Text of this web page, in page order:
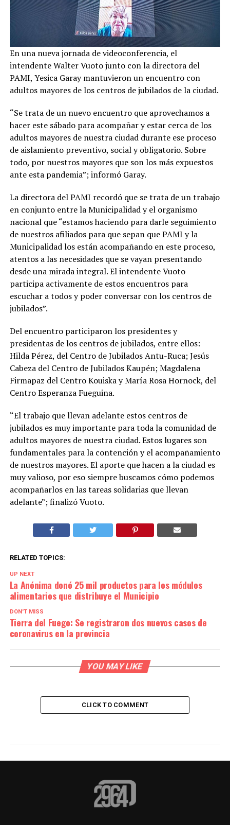
En una nueva jornada de videoconferencia, el
intendente Walter Vuoto junto con la directora del
PAMI, Yesica Garay mantuvieron un encuentro con
adultos mayores de los centros de jubilados de la ciudad.
“Se trata de un nuevo encuentro que aprovechamos a
hacer este sábado para acompañar y estar cerca de los
adultos mayores de nuestra ciudad durante ese proceso
de aislamiento preventivo, social y obligatorio. Sobre
todo, por nuestros mayores que son los más expuestos
ante esta pandemia”; informó Garay.
La directora del PAMI recordó que se trata de un trabajo
en conjunto entre la Municipalidad y el organismo
nacional que “estamos haciendo para darle seguimiento
de nuestros afiliados para que sepan que PAMI y la
Municipalidad los están acompañando en este proceso,
atentos a las necesidades que se vayan presentando
desde una mirada integral. El intendente Vuoto
participa activamente de estos encuentros para
escuchar a todos y poder conversar con los centros de
jubilados”.
Del encuentro participaron los presidentes y
presidentas de los centros de jubilados, entre ellos:
Hilda Pérez, del Centro de Jubilados Antu-Ruca; Jesús
Cabeza del Centro de Jubilados Kaupén; Magdalena
Firmapaz del Centro Kouiska y María Rosa Hornock, del
Centro Esperanza Fueguina.
“El trabajo que llevan adelante estos centros de
jubilados es muy importante para toda la comunidad de
adultos mayores de nuestra ciudad. Estos lugares son
fundamentales para la contención y el acompañamiento
de nuestros mayores. El aporte que hacen a la ciudad es
muy valioso, por eso siempre buscamos cómo podemos
acompañarlos en las tareas solidarias que llevan
adelante”; finalizó Vuoto.
RELATED TOPICS:
UP NEXT
La Anónima donó 25 mil productos para los módulos
alimentarios que distribuye el Municipio
DON'T MISS
Tierra del Fuego: Se registraron dos nuevos casos de
coronavirus en la provincia
YOU MAY LIKE
CLICK TO COMMENT